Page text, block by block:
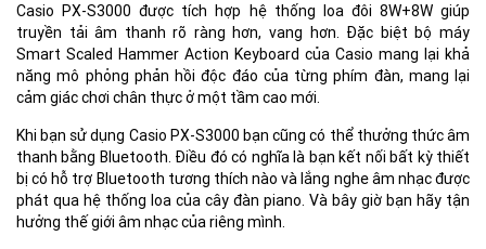
Casio PX-S3000 được tích hợp hệ thống loa đôi 8W+8W giúp
truyền tải âm thanh rõ ràng hơn, vang hơn. Đặc biệt bộ máy
Smart Scaled Hammer Action Keyboard của Casio mang lại khả
năng mô phỏng phản hồi độc đáo của từng phím đàn, mang lại
cảm giác chơi chân thực ở một tầm cao mới.
Khi bạn sử dụng Casio PX-S3000 bạn cũng có thể thưởng thức âm
thanh bằng Bluetooth. Điều đó có nghĩa là bạn kết nối bất kỳ thiết
bị có hỗ trợ Bluetooth tương thích nào và lắng nghe âm nhạc được
phát qua hệ thống loa của cây đàn piano. Và bây giờ bạn hãy tận
hưởng thế giới âm nhạc của riêng mình.